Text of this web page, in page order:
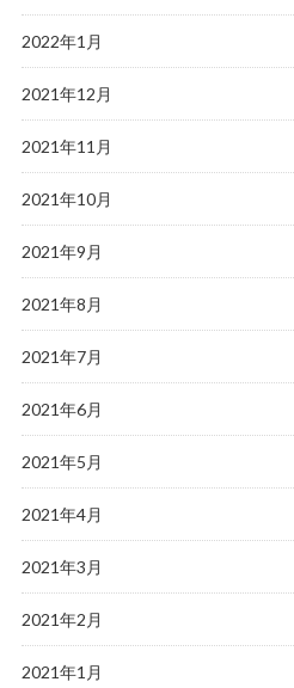
2022年1月
2021年12月
2021年11月
2021年10月
2021年9月
2021年8月
2021年7月
2021年6月
2021年5月
2021年4月
2021年3月
2021年2月
2021年1月